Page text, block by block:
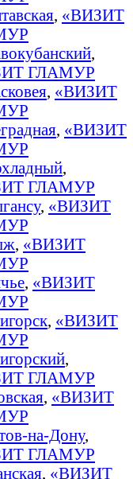
, «ВИЗИТ
,
ГЛАМУР
, «ВИЗИТ
, «ВИЗИТ
,
ГЛАМУР
, «ВИЗИТ
, «ВИЗИТ
, «ВИЗИТ
, «ВИЗИТ
,
ГЛАМУР
, «ВИЗИТ
на-Дону,
ГЛАМУР
, «ВИЗИТ